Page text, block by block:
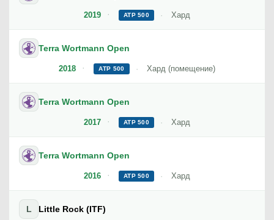
2019 ATP 500 Хард
2018
Terra Wortmann Open
ATP 500 Хард (помещение)
2017
Terra Wortmann Open
ATP 500 Хард
2016
Terra Wortmann Open
ATP 500 Хард
L Little Rock (ITF)